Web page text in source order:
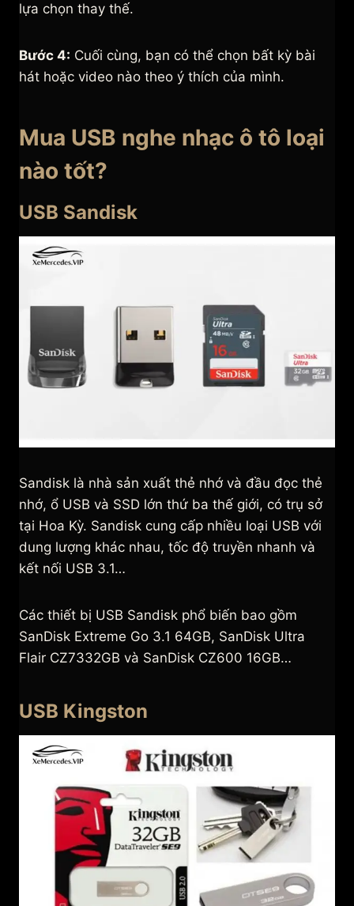
lựa chọn thay thế.
Bước 4: Cuối cùng, bạn có thể chọn bất kỳ bài
hát hoặc video nào theo ý thích của mình.
Mua USB nghe nhạc ô tô loại
nào tốt?
USB Sandisk
Sandisk là nhà sản xuất thẻ nhớ và đầu đọc thẻ
nhớ, ổ USB và SSD lớn thứ ba thế giới, có trụ sở
tại Hoa Kỳ. Sandisk cung cấp nhiều loại USB với
dung lượng khác nhau, tốc độ truyền nhanh và
kết nối USB 3.1…
Các thiết bị USB Sandisk phổ biến bao gồm
SanDisk Extreme Go 3.1 64GB, SanDisk Ultra
Flair CZ7332GB và SanDisk CZ600 16GB…
USB Kingston